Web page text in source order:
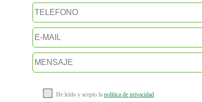
He leído y acepto la política de privacidad.